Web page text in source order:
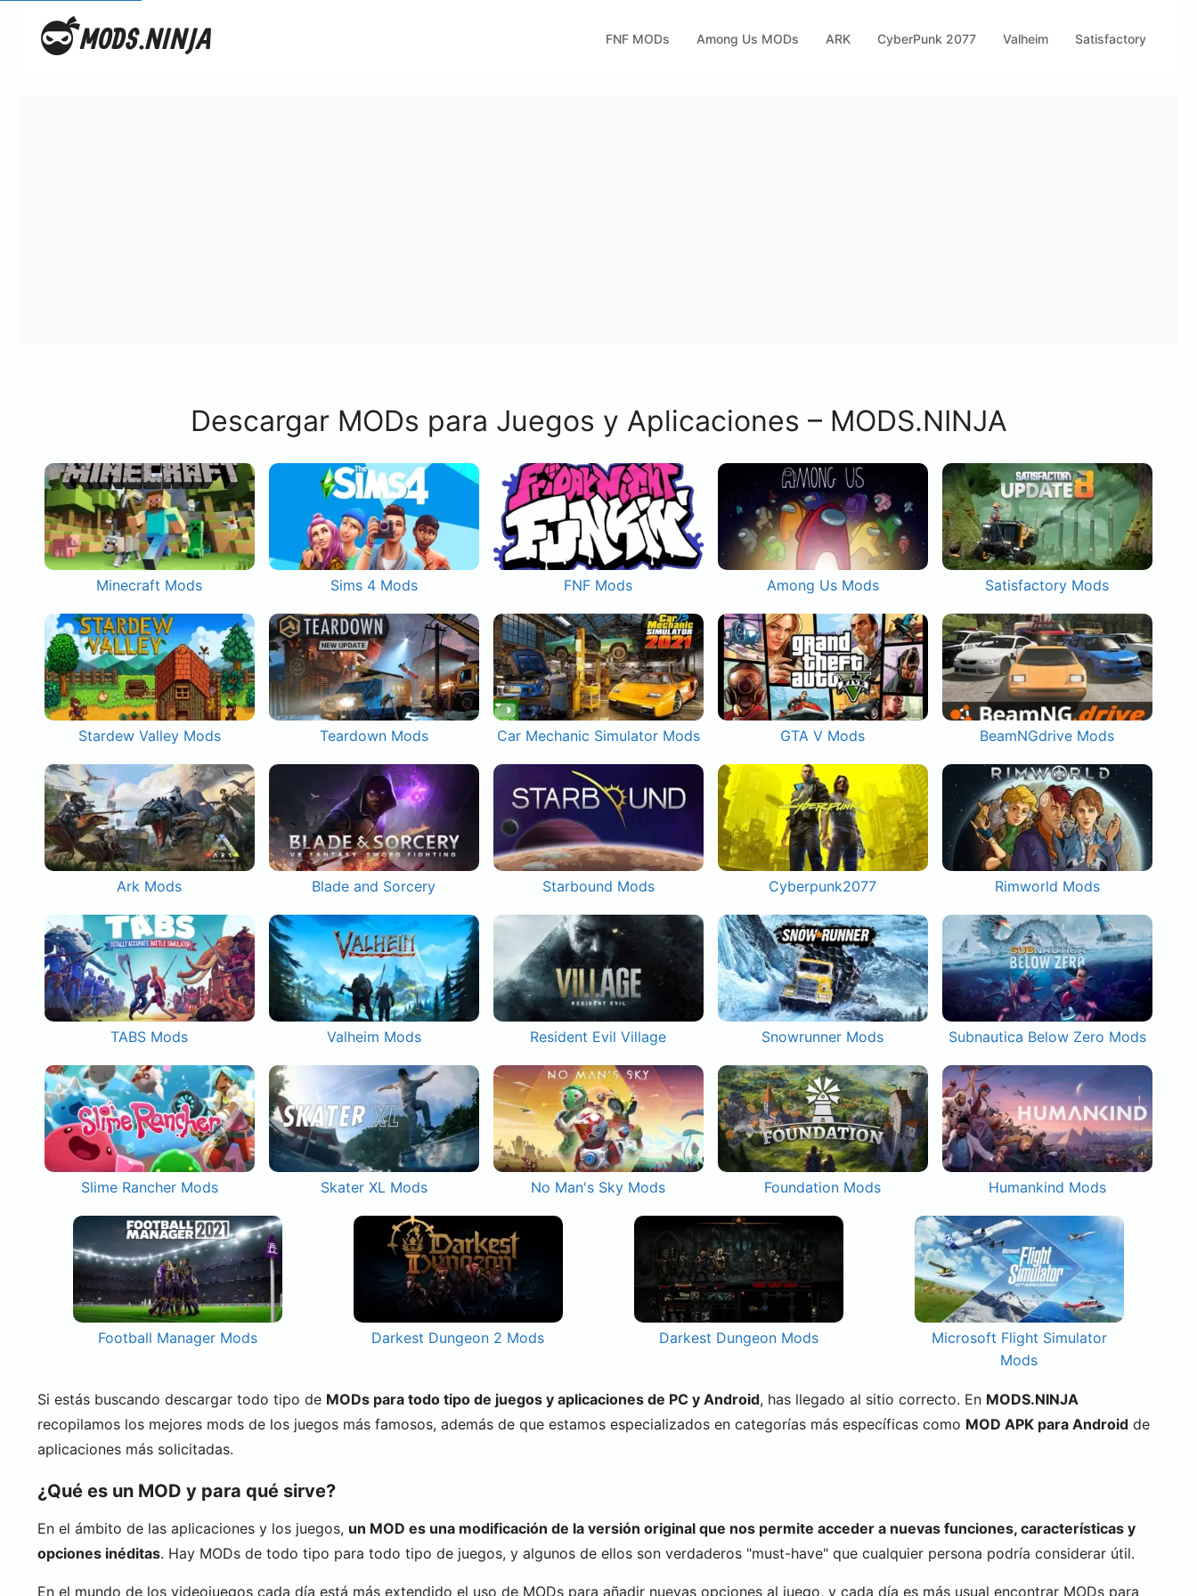
FNF MODs Among Us MODs ARK CyberPunk 2077 Valheim Satisfactory
Descargar MODs para Juegos y Aplicaciones – MODS.NINJA
Minecraft Mods Sims 4 Mods FNF Mods Among Us Mods Satisfactory Mods
Stardew Valley Mods Teardown Mods Car Mechanic Simulator Mods GTA V Mods BeamNGdrive Mods
Ark Mods Blade and Sorcery Starbound Mods Cyberpunk2077 Rimworld Mods
TABS Mods Valheim Mods Resident Evil Village Snowrunner Mods Subnautica Below Zero Mods
Slime Rancher Mods Skater XL Mods No Man's Sky Mods Foundation Mods Humankind Mods
Football Manager Mods Darkest Dungeon 2 Mods Darkest Dungeon Mods
Microsoft Flight Simulator
Mods
Si estás buscando descargar todo tipo de MODs para todo tipo de juegos y aplicaciones de PC y Android, has llegado al sitio correcto. En MODS.NINJA
recopilamos los mejores mods de los juegos más famosos, además de que estamos especializados en categorías más específicas como MOD APK para Android de
aplicaciones más solicitadas.
¿Qué es un MOD y para qué sirve?
En el ámbito de las aplicaciones y los juegos, un MOD es una modificación de la versión original que nos permite acceder a nuevas funciones, características y
opciones inéditas. Hay MODs de todo tipo para todo tipo de juegos, y algunos de ellos son verdaderos "must-have" que cualquier persona podría considerar útil.
En el mundo de los videojuegos cada día está más extendido el uso de MODs para añadir nuevas opciones al juego, y cada día es más usual encontrar MODs para